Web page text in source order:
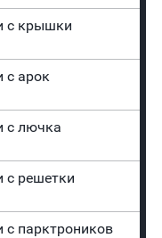
с крышки
с арок
с лючка
с решетки
с парктроников